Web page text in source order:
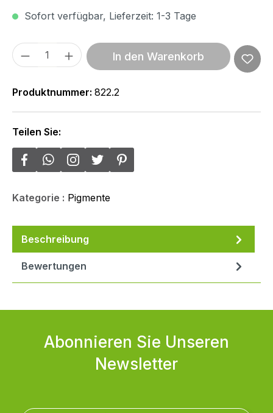
Sofort verfügbar, Lieferzeit: 1-3 Tage
Produkt Anzahl: Gib den gewünschten
In den Warenkorb
Produktnummer: 822.2
Teilen Sie:
Kategorie : Pigmente
Beschreibung
Bewertungen
Abonnieren Sie Unseren
Newsletter